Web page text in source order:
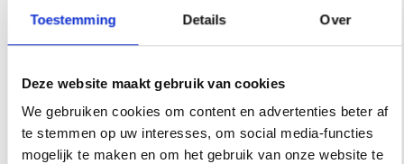
Toestemming Details Over
Deze website maakt gebruik van cookies
We gebruiken cookies om content en advertenties beter af
te stemmen op uw interesses, om social media-functies
mogelijk te maken en om het gebruik van onze website te